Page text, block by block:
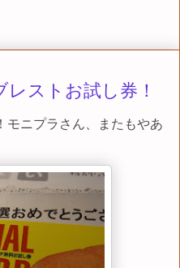
レストお試し券！
モニプラさん、またもやあ